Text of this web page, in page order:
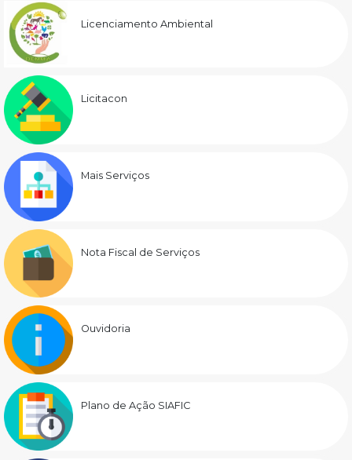
Licenciamento Ambiental
Licitacon
Mais Serviços
Nota Fiscal de Serviços
Ouvidoria
Plano de Ação SIAFIC